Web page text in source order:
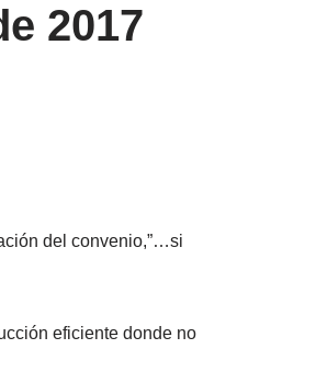
2017
del convenio,”…si
eficiente donde no